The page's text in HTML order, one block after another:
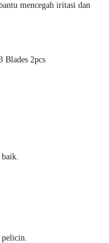
mencegah iritasi dan
Blades 2pcs
pelicin.